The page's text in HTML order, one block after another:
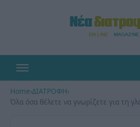
Home›ΔΙΑΤΡΟΦΗ›
Όλα όσα θέλετε να γνωρίζετε για τη